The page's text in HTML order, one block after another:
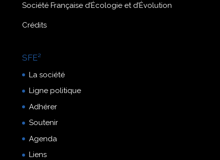
Société Française d’Écologie et d’Évolution
Crédits
SFE²
La société
Ligne politique
Adhérer
Soutenir
Agenda
Liens